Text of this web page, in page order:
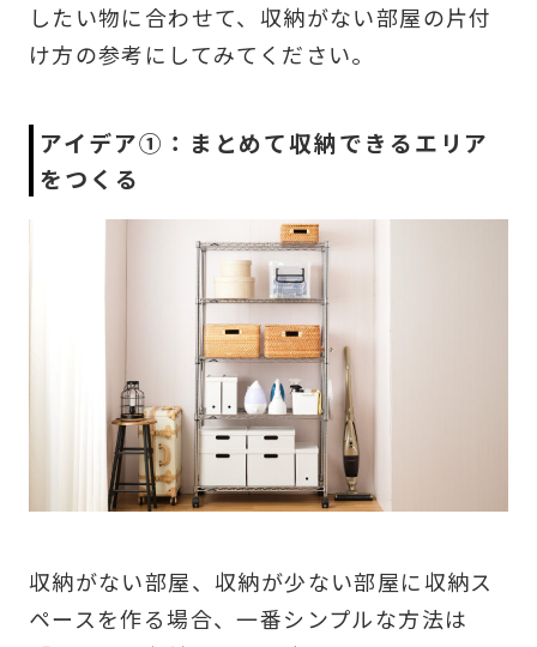
したい物に合わせて、収納がない部屋の片付
け方の参考にしてみてください。
アイデア①：まとめて収納できるエリア
をつくる
収納がない部屋、収納が少ない部屋に収納ス
ペースを作る場合、一番シンプルな方法は